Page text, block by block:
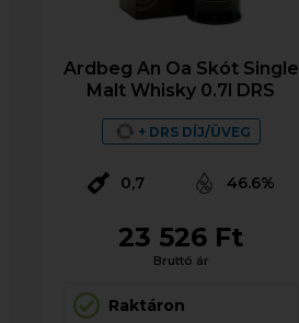
Ardbeg An Oa Skót Single
Malt Whisky 0.7l DRS
+ DRS DÍJ/ÜVEG
0,7 46.6%
23 526 Ft
Bruttó ár
Raktáron